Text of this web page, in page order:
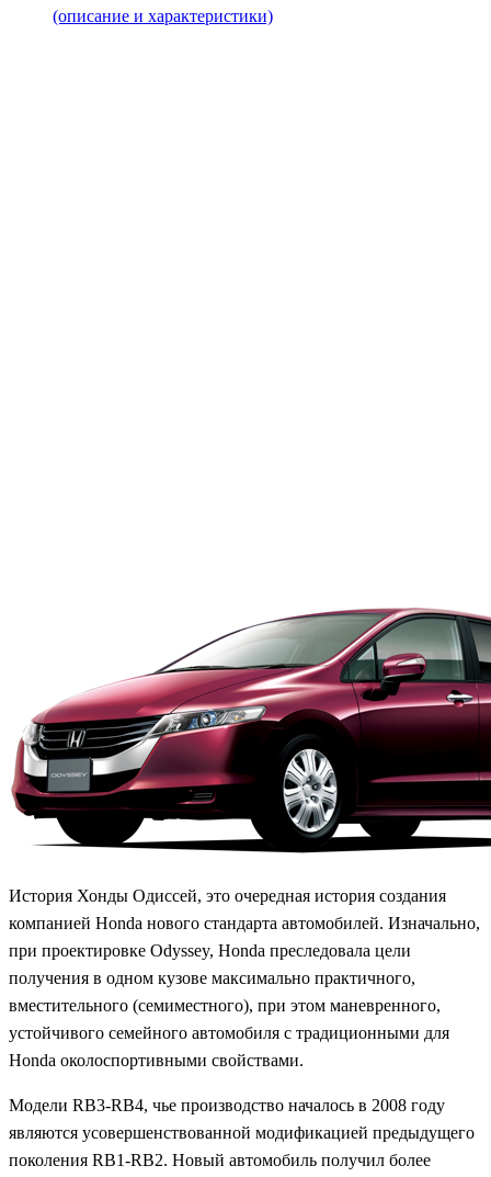
(описание и характеристики)
История Хонды Одиссей, это очередная история создания
компанией Honda нового стандарта автомобилей. Изначально,
при проектировке Odyssey, Honda преследовала цели
получения в одном кузове максимально практичного,
вместительного (семиместного), при этом маневренного,
устойчивого семейного автомобиля с традиционными для
Honda околоспортивными свойствами.
Модели RB3-RB4, чье производство началось в 2008 году
являются усовершенствованной модификацией предыдущего
поколения RB1-RB2. Новый автомобиль получил более